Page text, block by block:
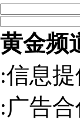
黄金频
:信息
:广告合